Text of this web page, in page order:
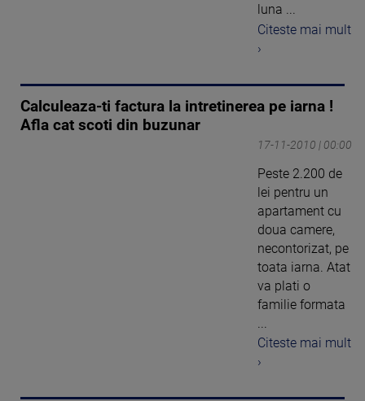
luna ...
Citeste mai mult
›
Calculeaza-ti factura la intretinerea pe iarna !
Afla cat scoti din buzunar
17-11-2010 | 00:00
Peste 2.200 de
lei pentru un
apartament cu
doua camere,
necontorizat, pe
toata iarna. Atat
va plati o
familie formata
Citeste mai mult
›